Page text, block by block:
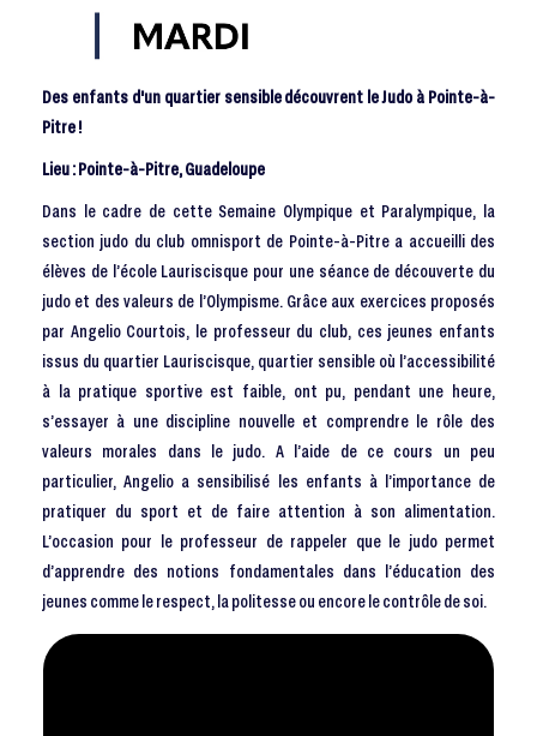
Des enfants d'un quartier sensible découvrent le Judo à Pointe-à-
Pitre !
Lieu : Pointe-à-Pitre, Guadeloupe
Dans le cadre de cette Semaine Olympique et Paralympique, la
section judo du club omnisport de Pointe-à-Pitre a accueilli des
élèves de l’école Lauriscisque pour une séance de découverte du
judo et des valeurs de l’Olympisme. Grâce aux exercices proposés
par Angelio Courtois, le professeur du club, ces jeunes enfants
issus du quartier Lauriscisque, quartier sensible où l’accessibilité
à la pratique sportive est faible, ont pu, pendant une heure,
s’essayer à une discipline nouvelle et comprendre le rôle des
valeurs morales dans le judo. A l’aide de ce cours un peu
particulier, Angelio a sensibilisé les enfants à l’importance de
pratiquer du sport et de faire attention à son alimentation.
L’occasion pour le professeur de rappeler que le judo permet
d’apprendre des notions fondamentales dans l’éducation des
jeunes comme le respect, la politesse ou encore le contrôle de soi.